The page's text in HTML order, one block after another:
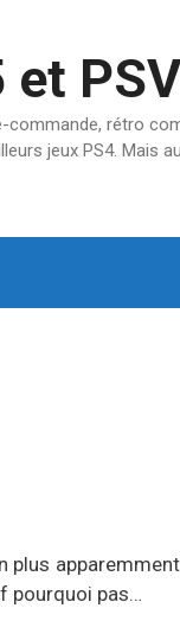
commande, rétro
jeux PS4. Mais
plus
pourquoi pas…